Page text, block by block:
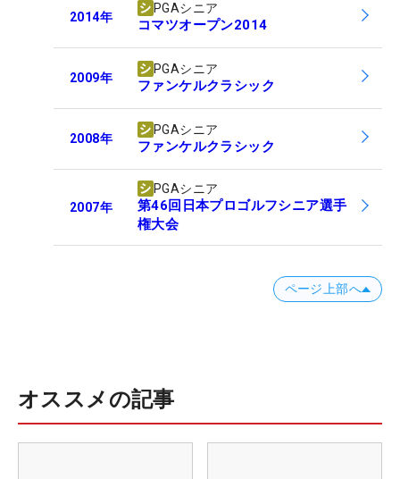
2014年
PGAシニア
コマツオープン2014
2009年
PGAシニア
ファンケルクラシック
2008年
PGAシニア
ファンケルクラシック
2007年
PGAシニア
第46回日本プロゴルフシニア選手
権大会
ページ上部へ
オススメの記事